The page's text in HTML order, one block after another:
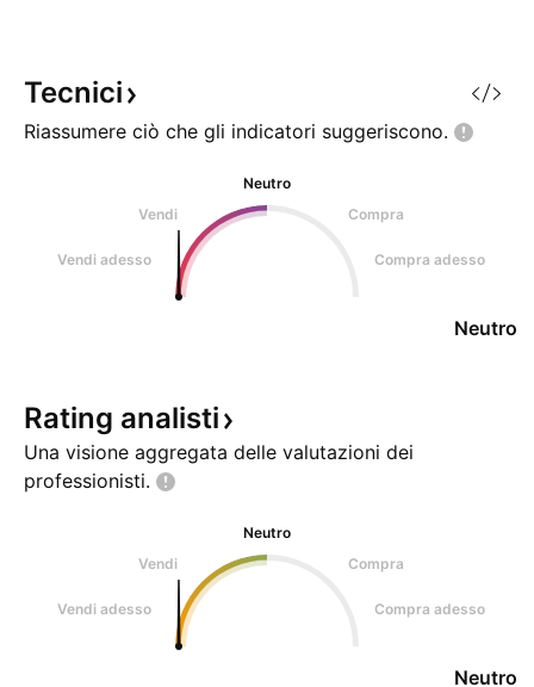
Tecnici
Riassumere ciò che gli indicatori suggeriscono.
Neutro
Vendi
Compra
Vendi adesso Compra adesso
Neutro
Rating analisti
Una visione aggregata delle valutazioni dei
professionisti.
Neutro
Vendi
Compra
Vendi adesso Compra adesso
Neutro